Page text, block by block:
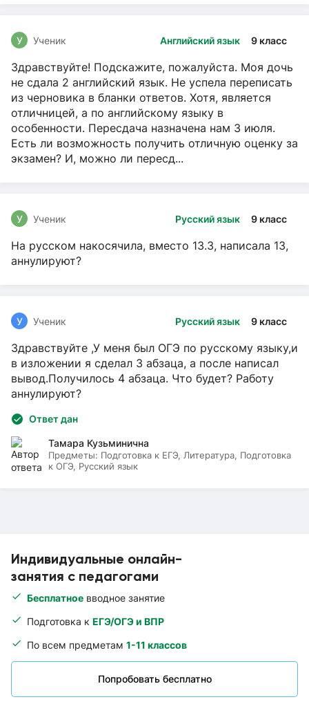
Индивидуальные онлайн-
занятия с педагогами
Бесплатное вводное занятие
Подготовка к ЕГЭ/ОГЭ и ВПР
По всем предметам 1-11 классов
Попробовать бесплатно
Английский язык 9 класс
У Ученик
Здравствуйте! Подскажите, пожалуйста. Моя дочь
не сдала 2 английский язык. Не успела переписать
из черновика в бланки ответов. Хотя, является
отличницей, а по английскому языку в
особенности. Пересдача назначена нам 3 июля.
Есть ли возможность получить отличную оценку за
экзамен? И, можно ли пересд...
Русский язык 9 класс
У Ученик
На русском накосячила, вместо 13.3, написала 13,
аннулируют?
Русский язык 9 класс
У Ученик
Здравствуйте ,У меня был ОГЭ по русскому языку,и
в изложении я сделал 3 абзаца, а после написал
вывод.Получилось 4 абзаца. Что будет? Работу
аннулируют?
Ответ дан
Тамара Кузьминична
Предметы: Подготовка к ЕГЭ, Литература, Подготовка
к ОГЭ, Русский язык